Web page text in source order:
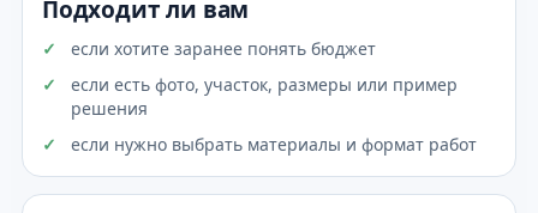
Подходит ли вам
если хотите заранее понять бюджет
если есть фото, участок, размеры или пример
решения
если нужно выбрать материалы и формат работ